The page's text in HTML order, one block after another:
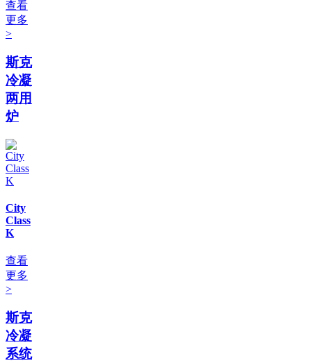
查看
更多
>
斯克
冷凝
两用
炉
City
Class
K
查看
更多
>
斯克
冷凝
系统